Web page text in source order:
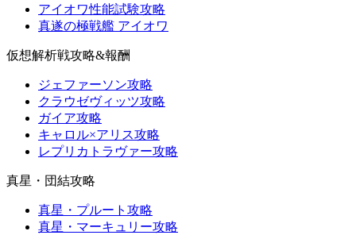
アイオワ性能試験攻略
真遂の極戦艦 アイオワ
仮想解析戦攻略&報酬
ジェファーソン攻略
クラウゼヴィッツ攻略
ガイア攻略
キャロル×アリス攻略
レプリカトラヴァー攻略
真星・団結攻略
真星・プルート攻略
真星・マーキュリー攻略